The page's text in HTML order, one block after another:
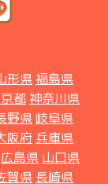
形県福島県
都神奈川県
野県 岐阜県
阪府 兵庫県
広島県 山口県
賀県 長崎県